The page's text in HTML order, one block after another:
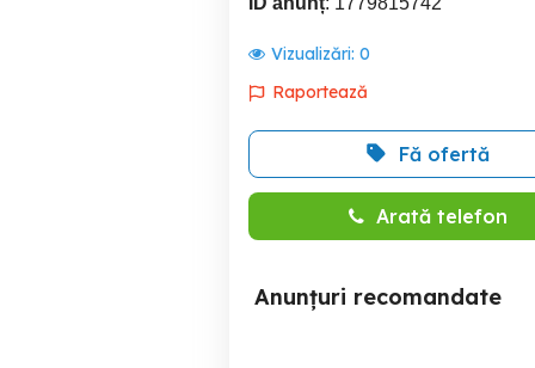
Vizualizări: 0
Raportează
Fă ofertă
Arată telefon
Anunțuri recomandate